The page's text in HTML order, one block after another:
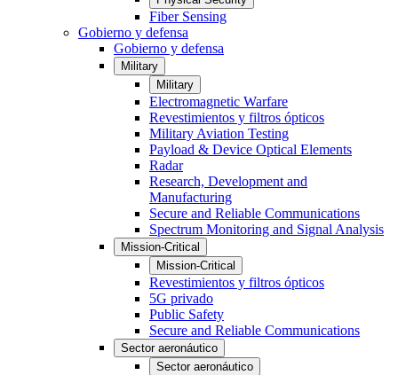
Fiber Sensing
Gobierno y defensa
Gobierno y defensa
Military
Military
Electromagnetic Warfare
Revestimientos y filtros ópticos
Military Aviation Testing
Payload & Device Optical Elements
Radar
Research, Development and
Manufacturing
Secure and Reliable Communications
Spectrum Monitoring and Signal Analysis
Mission-Critical
Mission-Critical
Revestimientos y filtros ópticos
5G privado
Public Safety
Secure and Reliable Communications
Sector aeronáutico
Sector aeronáutico